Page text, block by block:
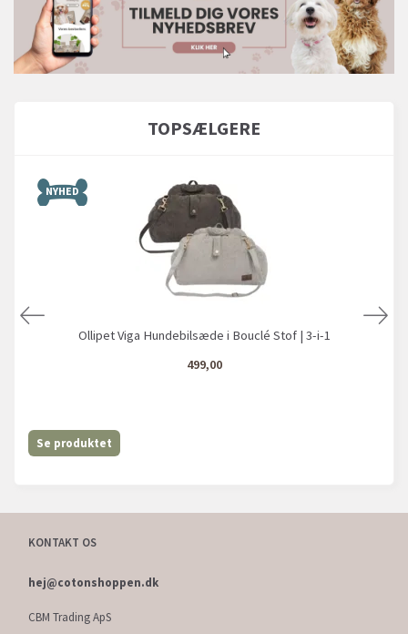
TOPSÆLGERE
NYHED
Ollipet Viga Hundebilsæde i Bouclé Stof | 3-i-1
499,00
Se produktet
KONTAKT OS
hej@cotonshoppen.dk
CBM Trading ApS